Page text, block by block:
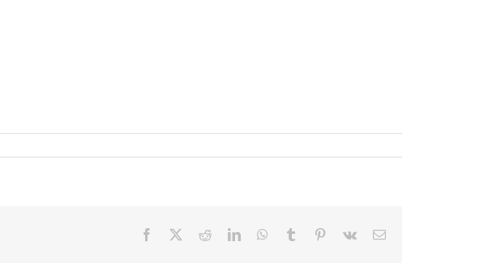
Facebook RedditLinkedInWhatsApp
Tumblr Pinterest
Vk
電